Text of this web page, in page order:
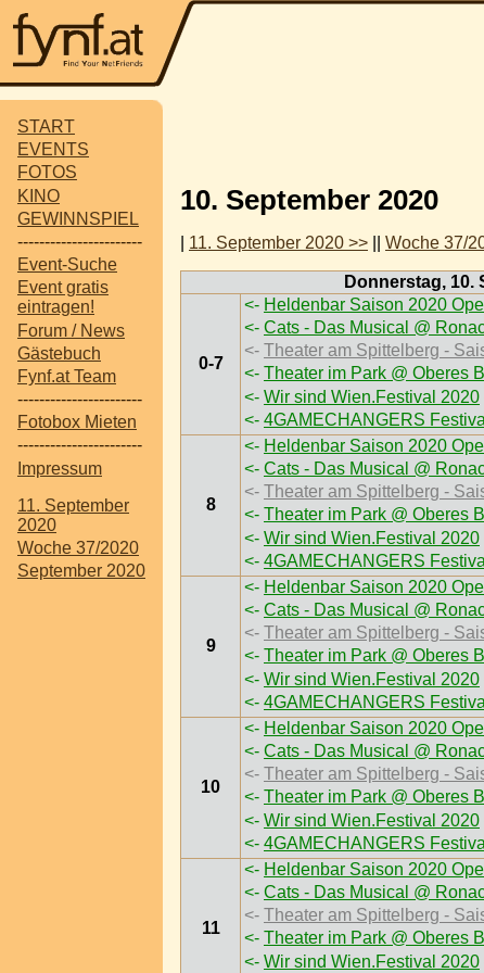
START
EVENTS
FOTOS
KINO
GEWINNSPIEL
-----------------------
Event-Suche
Event gratis
eintragen!
Forum / News
Gästebuch
Fynf.at Team
-----------------------
Fotobox Mieten
-----------------------
Impressum
11. September
2020
Woche 37/2020
September 2020
10. September 2020
11. September 2020 >> Woche 37/
Donnerstag, 10.
0-7
<- Heldenbar Saison 2020
<- Cats - Das Musical @
<- Theater am Spittelberg -
<- Theater im Park @ Oberes
<- Wir sind Wien.Festival 2020
<- 4GAMECHANGERS
8
<- Heldenbar Saison 2020
<- Cats - Das Musical @
<- Theater am Spittelberg -
<- Theater im Park @ Oberes
<- Wir sind Wien.Festival 2020
<- 4GAMECHANGERS
9
<- Heldenbar Saison 2020
<- Cats - Das Musical @
<- Theater am Spittelberg -
<- Theater im Park @ Oberes
<- Wir sind Wien.Festival 2020
<- 4GAMECHANGERS
10
<- Heldenbar Saison 2020
<- Cats - Das Musical @
<- Theater am Spittelberg -
<- Theater im Park @ Oberes
<- Wir sind Wien.Festival 2020
<- 4GAMECHANGERS
11
<- Heldenbar Saison 2020
<- Cats - Das Musical @
<- Theater am Spittelberg -
<- Theater im Park @ Oberes
<- Wir sind Wien.Festival 2020